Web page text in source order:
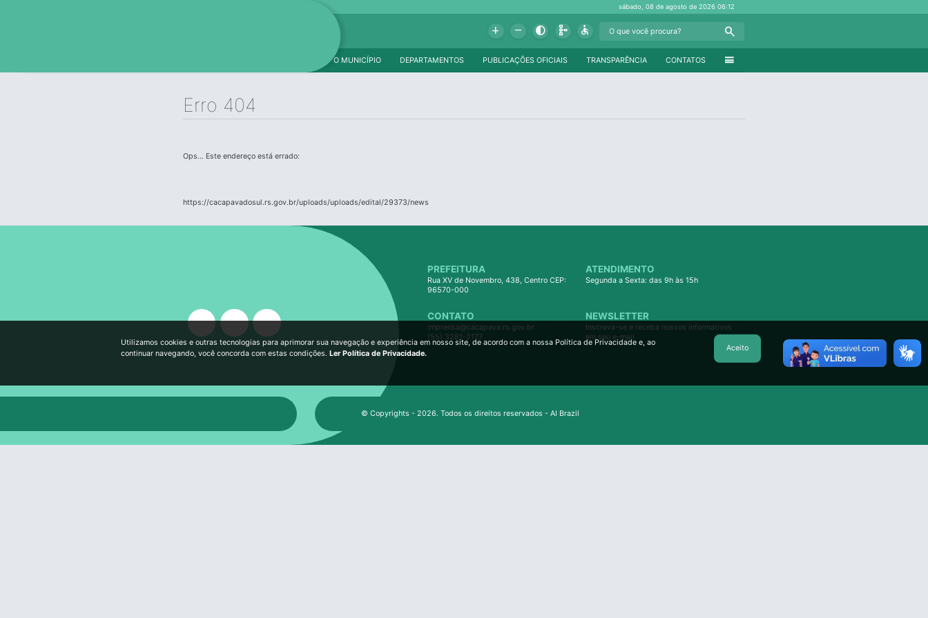
sábado, 08 de agosto de 202606:12
Add Remove Contrast Schema Accessible Search
menu
CONTATOS
TRANSPARÊNCIA
PUBLICAÇÕES OFICIAIS
DEPARTAMENTOS
O MUNICÍPIO
Erro 404
Ops... Este endereço está errado:
https://cacapavadosul.rs.gov.br/uploads/uploads/edital/29373/news
PREFEITURA
Rua XV de Novembro, 438, Centro CEP:
96570-000
ATENDIMENTO
Segunda a Sexta: das 9h às 15h
CONTATO
imprensa@cacapava.rs.gov.br
(55) 3281-2177
NEWSLETTER
Inscreva-se e receba nossos informativos
em seu e-mail
© Copyrights - 2026. Todos os direitos reservados - AI Brazil
Utilizamos cookies e outras tecnologias para aprimorar sua navegação e experiência em nosso site, de acordo com a nossa Política de Privacidade e, ao
continuar navegando, você concorda com estas condições. Ler Política de Privacidade.
Aceito